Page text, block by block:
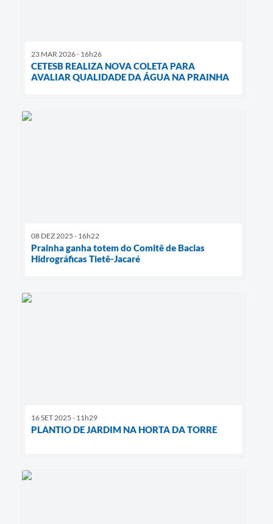
23 MAR 2026 - 16h26
CETESB REALIZA NOVA COLETA PARA
AVALIAR QUALIDADE DA ÁGUA NA PRAINHA
08 DEZ 2025 - 16h22
Prainha ganha totem do Comitê de Bacias
Hidrográficas Tietê-Jacaré
16 SET 2025 - 11h29
PLANTIO DE JARDIM NA HORTA DA TORRE